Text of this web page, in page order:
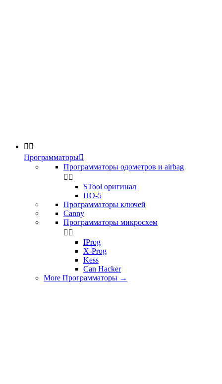
 
Программаторы
Программаторы одометров и airbag
 
STool оригинал
ПО-5
Программаторы ключей
Canny
Программаторы микросхем
 
IProg
X-Prog
Kess
Can Hacker
More Программаторы →